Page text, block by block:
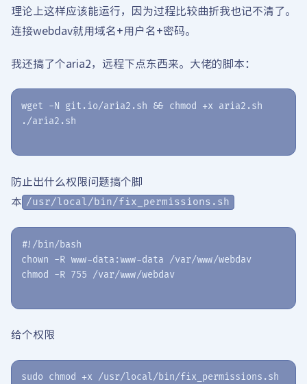
理论上这样应该能运行，因为过程比较曲折我也记不清了。
连接webdav就用域名+用户名+密码。
我还搞了个aria2，远程下点东西来。大佬的脚本：
wget -N git.io/aria2.sh && chmod +x aria2.sh
防止出什么权限问题搞个脚
本 /usr/local/bin/fix_permissions.sh
#!/bin/bash
chown -R www-data:www-data /var/www/webdav
给个权限